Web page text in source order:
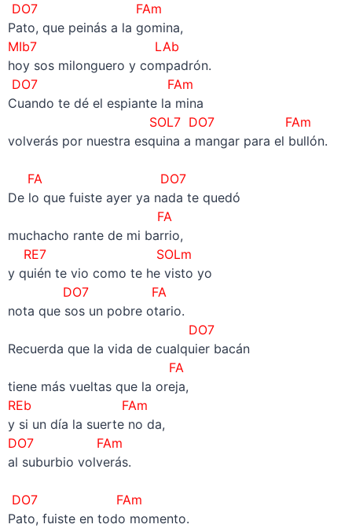
DO7 FAm
Pato, que peinás a la gomina,
MIb7 LAb
hoy sos milonguero y compadrón.
DO7 FAm
Cuando te dé el espiante la mina
SOL7 DO7 FAm
volverás por nuestra esquina a mangar para el bullón.
FA DO7
De lo que fuiste ayer ya nada te quedó
FA
muchacho rante de mi barrio,
RE7 SOLm
y quién te vio como te he visto yo
DO7 FA
nota que sos un pobre otario.
DO7
Recuerda que la vida de cualquier bacán
FA
tiene más vueltas que la oreja,
REb FAm
y si un día la suerte no da,
DO7 FAm
al suburbio volverás.
DO7 FAm
Pato, fuiste en todo momento.